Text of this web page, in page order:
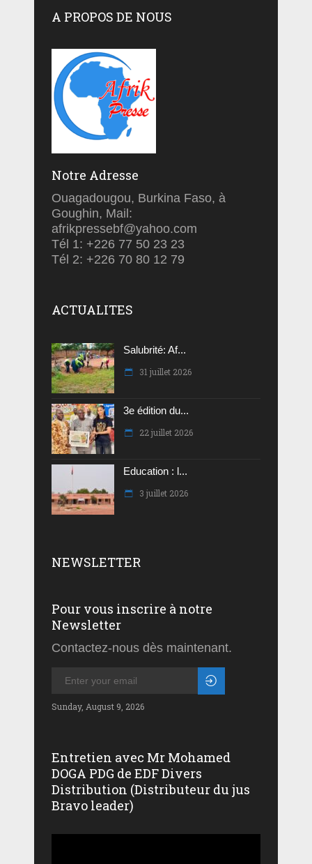
A PROPOS DE NOUS
Notre Adresse
Ouagadougou, Burkina Faso, à
Goughin, Mail:
afrikpressebf@yahoo.com
Tél 1: +226 77 50 23 23
Tél 2: +226 70 80 12 79
ACTUALITES
Salubrité: Af...
31 juillet 2026
3e édition du...
22 juillet 2026
Education : l...
3 juillet 2026
NEWSLETTER
Pour vous inscrire à notre
Newsletter
Contactez-nous dès maintenant.
Sunday, August 9, 2026
Entretien avec Mr Mohamed
DOGA PDG de EDF Divers
Distribution (Distributeur du jus
Bravo leader)